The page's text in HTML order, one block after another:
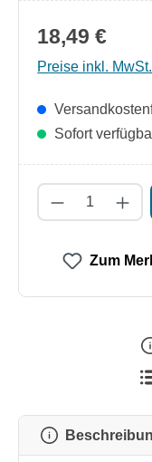
18,49 €
Preise inkl.
Sofort
Produkt
Zum